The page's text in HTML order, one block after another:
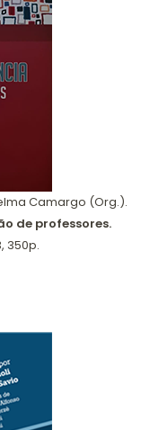
Camargo (Org.).
de professores.
350p.